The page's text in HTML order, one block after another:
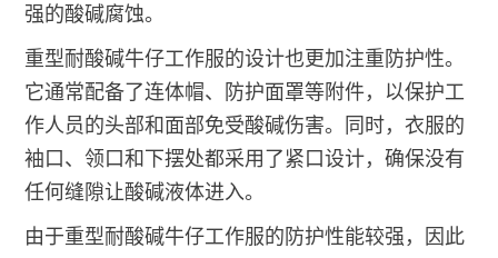
强的酸碱腐蚀。
重型耐酸碱牛仔工作服的设计也更加注重防护性。
它通常配备了连体帽、防护面罩等附件，以保护工
作人员的头部和面部免受酸碱伤害。同时，衣服的
袖口、领口和下摆处都采用了紧口设计，确保没有
任何缝隙让酸碱液体进入。
由于重型耐酸碱牛仔工作服的防护性能较强，因此